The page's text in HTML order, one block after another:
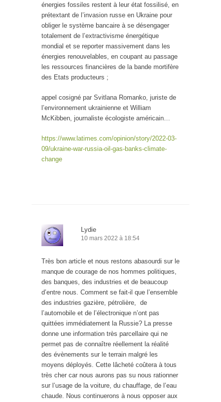
énergies fossiles restent à leur état fossilisé, en
prétextant de l’invasion russe en Ukraine pour
obliger le système bancaire à se désengager
totalement de l’extractivisme énergétique
mondial et se reporter massivement dans les
énergies renouvelables, en coupant au passage
les ressources financières de la bande mortifère
des Etats producteurs ;
appel cosigné par Svitlana Romanko, juriste de
l’environnement ukrainienne et William
McKibben, journaliste écologiste américain…
https://www.latimes.com/opinion/story/2022-03-
09/ukraine-war-russia-oil-gas-banks-climate-
change
Lydie
10 mars 2022 à 18:54
Très bon article et nous restons abasourdi sur le
manque de courage de nos hommes politiques,
des banques, des industries et de beaucoup
d’entre nous. Comment se fait-il que l’ensemble
des industries gazière, pétrolière, de
l’automobile et de l’électronique n’ont pas
quittées immédiatement la Russie? La presse
donne une information très parcellaire qui ne
permet pas de connaître réellement la réalité
des évènements sur le terrain malgré les
moyens déployés. Cette lâcheté coûtera à tous
très cher car nous aurons pas su nous rationner
sur l’usage de la voiture, du chauffage, de l’eau
chaude. Nous continuerons à nous opposer aux